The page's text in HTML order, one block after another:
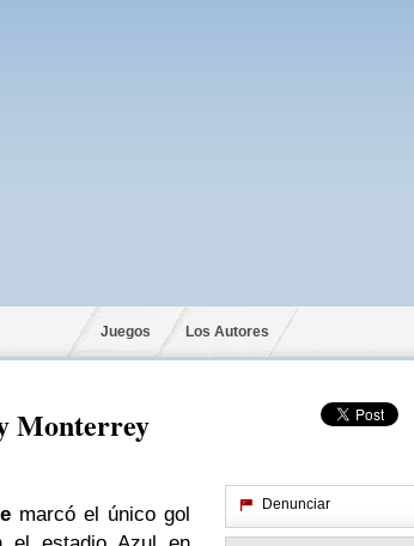
Juegos Los Autores
Monterrey
marcó el único gol
Denunciar